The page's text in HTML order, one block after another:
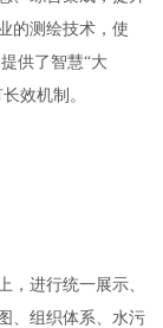
的测绘技术，使
供了智慧“大
效机制。
，进行统一展示、
、组织体系、水污